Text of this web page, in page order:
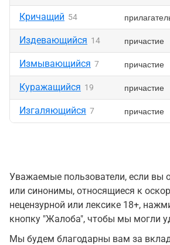
Кричащий 54
Издевающийся 14 причастие
Измывающийся 7 причастие
Куражащийся 19 причастие
Изгаляющийся 7 причастие
Уважаемые пользователи, если вы
или синонимы, относящиеся к
нецензурной или лексике 18+,
кнопку "Жалоба", чтобы мы могли
Мы будем благодарны вам за